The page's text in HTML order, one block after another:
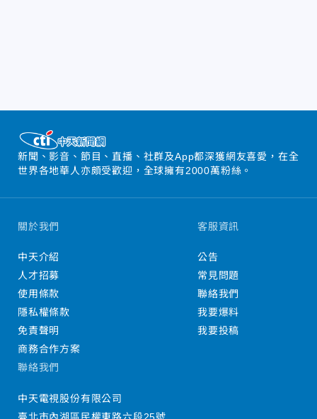
新聞、影音、節目、直播、社群及App都深獲網友喜愛，在全
世界各地華人亦頗受歡迎，全球擁有2000萬粉絲。
關於我們
中天介紹
人才招募
使用條款
隱私權條款
免責聲明
商務合作方案
客服資訊
公告
常見問題
聯絡我們
我要爆料
我要投稿
聯絡我們
中天電視股份有限公司
臺北市內湖區民權東路六段25號